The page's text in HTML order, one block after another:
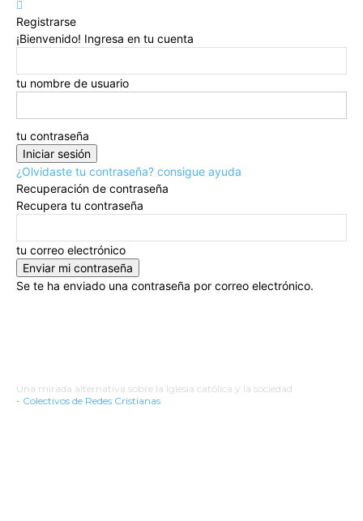
Registrarse
¡Bienvenido! Ingresa en tu cuenta
tu nombre de usuario
tu contraseña
¿Olvidaste tu contraseña? consigue ayuda
Recuperación de contraseña
Recupera tu contraseña
tu correo electrónico
Se te ha enviado una contraseña por correo electrónico.
Una mirada alternativa sobre la Iglesia católica y la sociedad
- Colectivos de Redes Cristianas